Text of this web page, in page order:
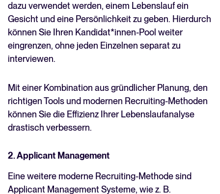
dazu verwendet werden, einem Lebenslauf ein
Gesicht und eine Persönlichkeit zu geben. Hierdurch
können Sie Ihren Kandidat*innen-Pool weiter
eingrenzen, ohne jeden Einzelnen separat zu
interviewen.
Mit einer Kombination aus gründlicher Planung, den
richtigen Tools und modernen Recruiting-Methoden
können Sie die Effizienz Ihrer Lebenslaufanalyse
drastisch verbessern.
2. Applicant Management
Eine weitere moderne Recruiting-Methode sind
Applicant Management Systeme, wie z. B.